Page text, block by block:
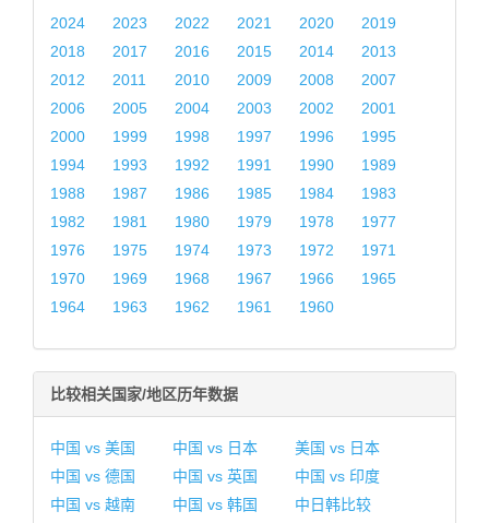
2024 2023 2022 2021 2020
2019
2018
2017 2016 2015 2014
2013
2012
2011 2010 2009 2008
2007
2006
2005 2004 2003 2002
2001
2000
1999 1998 1997 1996
1995
1994
1993 1992 1991 1990
1989
1988
1987 1986 1985 1984
1983
1982
1981 1980 1979 1978
1977
1976
1975 1974 1973 1972
1971
1970
1969 1968 1967 1966
1965
1964
1963 1962 1961 1960
比较相关国家/地区历年数据
中国 vs 美国 中国 vs 日本
美国 vs 日本
中国 vs 德国
中国 vs 英国
中国 vs 印度
中国 vs 越南
中国 vs 韩国
中日韩比较